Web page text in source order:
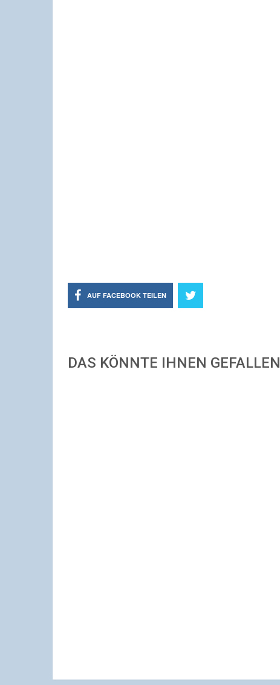
AUF FACEBOOK TEILEN
DAS KÖNNTE IHNEN GEFALLEN